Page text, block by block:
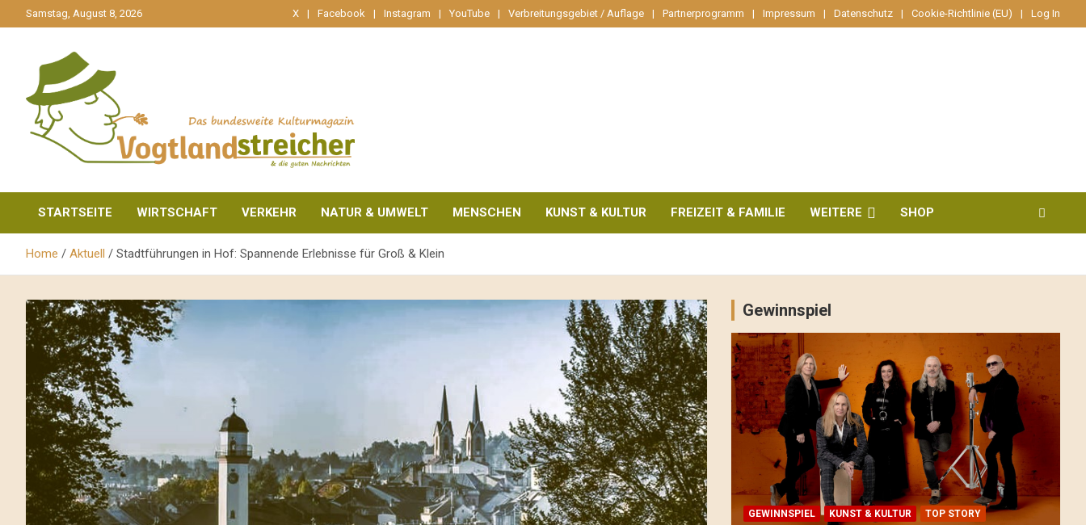
zum
Samstag, August 8, 2026 X Facebook Instagram YouTube Verbreitungsgebiet / Auflage Partnerprogramm Impressum Datenschutz Cookie-Richtlinie (EU) Log In
Vogtlandstreicher
STARTSEITE WIRTSCHAFT VERKEHR NATUR & UMWELT MENSCHEN KUNST & KULTUR FREIZEIT & FAMILIE WEITERE SHOP
Home Aktuell Stadtführungen in Hof: Spannende Erlebnisse für Groß & Klein
Gewinnspiel
GEWINNSPIEL KUNST & KULTUR TOP STORY